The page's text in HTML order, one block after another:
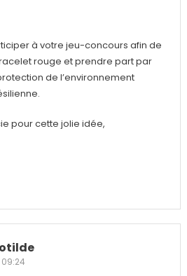
à votre jeu-concours afin de
rouge et prendre part par
de l’environnement
pour cette jolie idée,